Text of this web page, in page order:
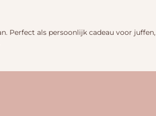
Perfect als persoonlijk cadeau voor juffen,